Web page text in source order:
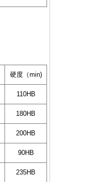
硬度（min)
110HB
180HB
200HB
90HB
235HB